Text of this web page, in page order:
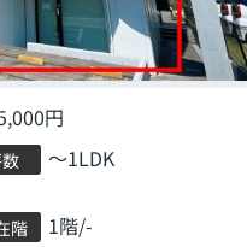
円
～1LDK
階 1階/-